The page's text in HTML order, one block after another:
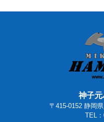
神子
〒415-0152 静岡
TEL